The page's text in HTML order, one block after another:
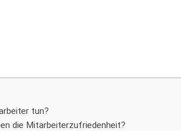
tun?
die Mitarbeiterzufriedenheit?